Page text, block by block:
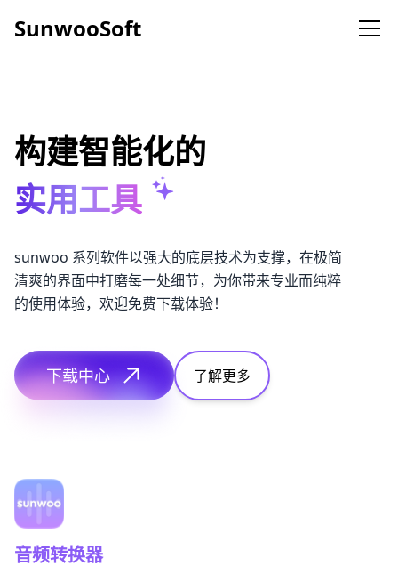
SunwooSoft
SunwooSoft
多格式支持，高级音频处理
视频转换器
支持所有主流视频格式转换和高级功能
人声分离
集成 AI 大模型，一键分离人声和伴奏
通讯录转换器
帮助与支持
软件下载
构建智能化的
实用工具
sunwoo 系列软件以强大的底层技术为支撑，在极简
清爽的界面中打磨每一处细节，为你带来专业而纯粹
的使用体验，欢迎免费下载体验！
下载中心 了解更多
音频转换器